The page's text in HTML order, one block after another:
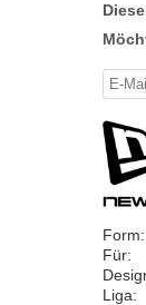
Form:
Für:
Liga: